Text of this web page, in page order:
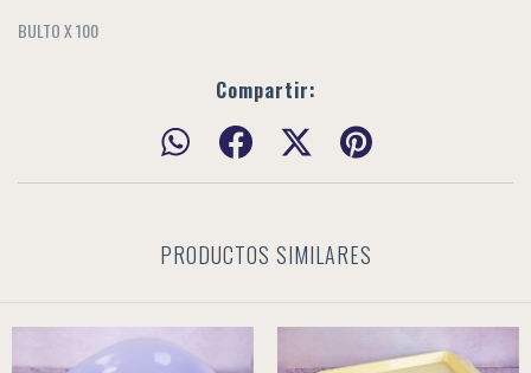
BULTO X 100
Compartir:
PRODUCTOS SIMILARES